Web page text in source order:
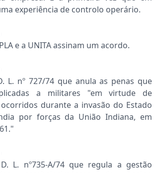
experiência de controlo operário.
e a UNITA assinam um acordo.
L. nº 727/74 que anula as penas que
a militares "em virtude de
durante a invasão do Estado
por forças da União Indiana, em
L. nº735-A/74 que regula a gestão